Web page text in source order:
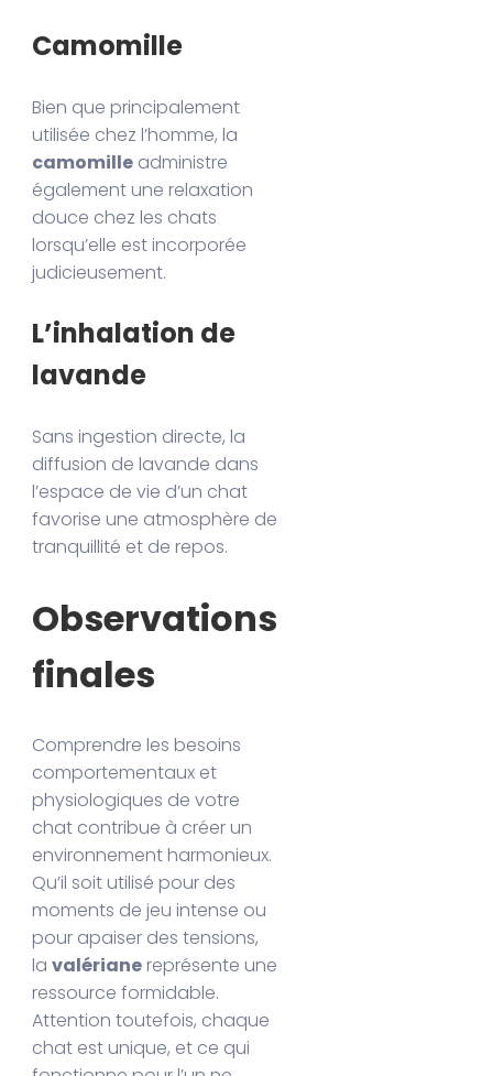
Camomille
Bien que principalement
utilisée chez l’homme, la
camomille administre
également une relaxation
douce chez les chats
lorsqu’elle est incorporée
judicieusement.
L’inhalation de
lavande
Sans ingestion directe, la
diffusion de lavande dans
l’espace de vie d’un chat
favorise une atmosphère de
tranquillité et de repos.
Observations
finales
Comprendre les besoins
comportementaux et
physiologiques de votre
chat contribue à créer un
environnement harmonieux.
Qu’il soit utilisé pour des
moments de jeu intense ou
pour apaiser des tensions,
lavalériane représente une
ressource formidable.
Attention toutefois, chaque
chat est unique, et ce qui